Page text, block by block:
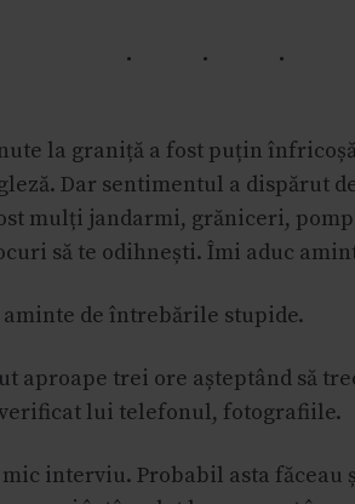
la graniță a fost puțin
Dar sentimentul a dispărut
mulți jandarmi, grăniceri,
să te odihnești. Îmi aduc
aminte de întrebările stupide.
aproape trei ore așteptând să
lui telefonul, fotografiile.
mic interviu. Probabil asta făceau